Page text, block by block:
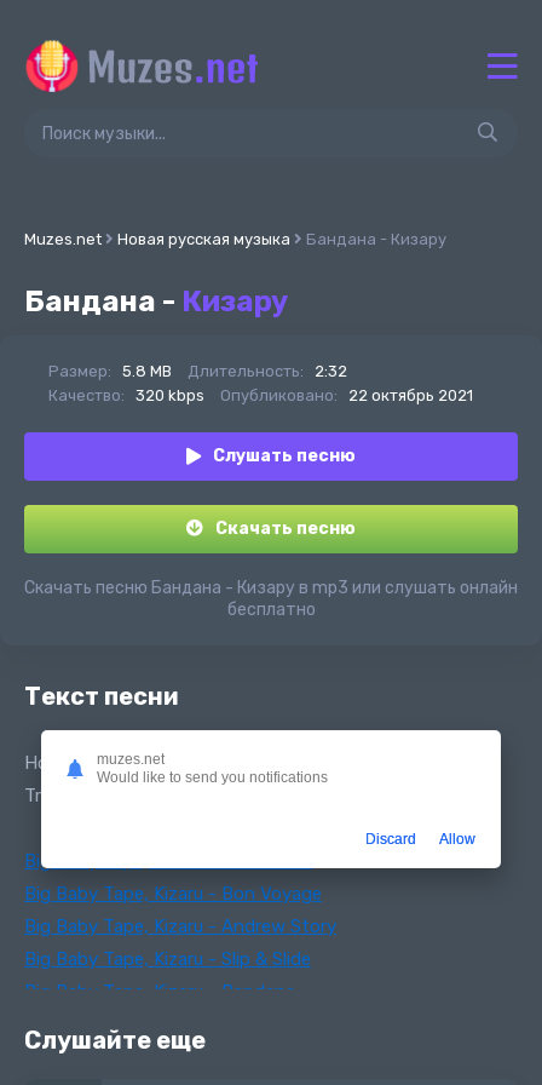
Muzes.net Новая русская музыка Бандана - Кизару
Бандана - Кизару
Размер: 5.8 MB Длительность:
2:32
Качество:
320 kbps Опубликовано: 22 октябрь 2021
Слушать песню
Скачать песню
Скачать песню Бандана - Кизару в mp3 или слушать онлайн
бесплатно
Текст песни
Новый альбом Биг Бейби Тейп и КИЗАРУ Бандана
Tracklist:
Big Baby Tape, Kizaru - Ride Or Die
Big Baby Tape, Kizaru - Bon Voyage
Big Baby Tape, Kizaru - Andrew Story
Big Baby Tape, Kizaru - Slip & Slide
Big Baby Tape, Kizaru - Bandana
Big Baby Tape, Kizaru - Mama Makusa
Big Baby Tape, Kizaru - Errbody Sleeping
Слушайте еще
muzes.net
Would like to send you notifications
Discard Allow